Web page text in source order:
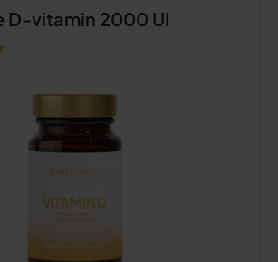
D-vitamin 2000 UI